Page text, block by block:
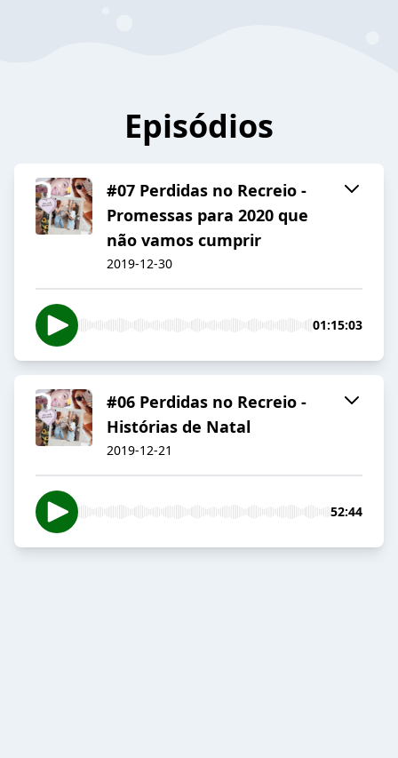
Episódios
#07 Perdidas no Recreio -
Promessas para 2020 que
não vamos cumprir
2019-12-30
01:15:03
#06 Perdidas no Recreio -
Histórias de Natal
2019-12-21
52:44